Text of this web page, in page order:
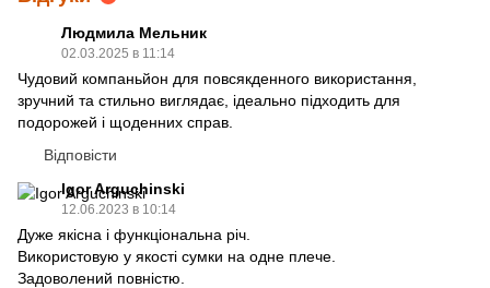
Людмила Мельник
02.03.2025 в 11:14
Чудовий компаньйон для повсякденного використання,
зручний та стильно виглядає, ідеально підходить для
подорожей і щоденних справ.
Відповісти
Igor Arguchinski
12.06.2023 в 10:14
Дуже якісна і функціональна річ.
Використовую у якості сумки на одне плече.
Задоволений повністю.